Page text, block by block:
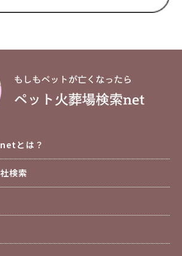
とは？
検索